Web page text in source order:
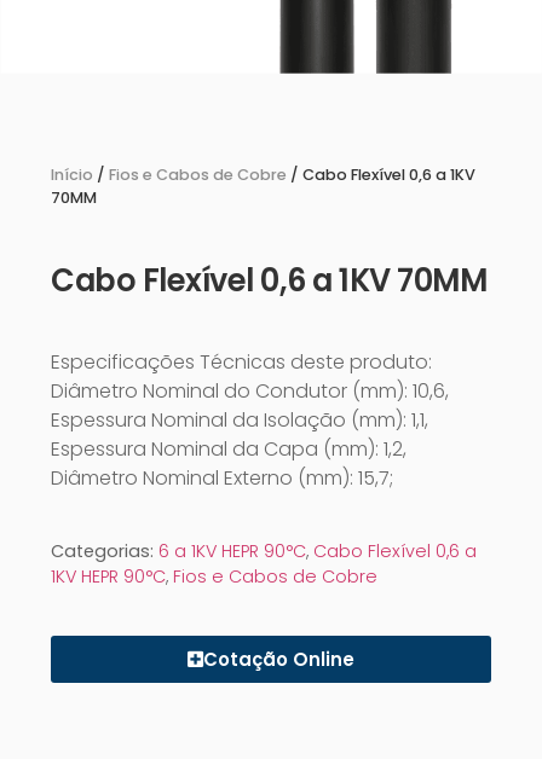
Início / Fios e Cabos de Cobre / Cabo Flexível 0,6 a 1KV
70MM
Cabo Flexível 0,6 a 1KV 70MM
Especificações Técnicas deste produto:
Diâmetro Nominal do Condutor (mm): 10,6,
Espessura Nominal da Isolação (mm): 1,1,
Espessura Nominal da Capa (mm): 1,2,
Diâmetro Nominal Externo (mm): 15,7;
Categorias: 6 a 1KV HEPR 90°C, Cabo Flexível 0,6 a
1KV HEPR 90°C, Fios e Cabos de Cobre
Cotação Online